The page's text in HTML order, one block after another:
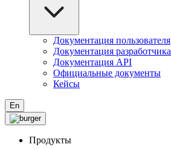
Документация пользователя
Документация разработчика
Документация API
Официальные документы
Кейсы
En
Продукты